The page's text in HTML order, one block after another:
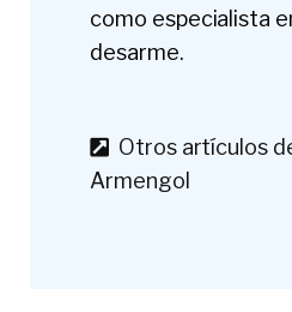
como especialista
desarme.
Otros artículos
Armengol